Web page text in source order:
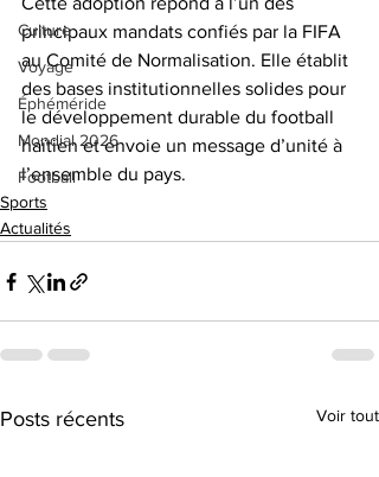
Culture
Voyage
Éphéméride
Mondial 2026
Football
principaux mandats confiés par la FIFA
au Comité de Normalisation. Elle établit
des bases institutionnelles solides pour
le développement durable du football
haïtien et envoie un message d’unité à
l’ensemble du pays.
Sports
Actualités
Posts récents Voir tout